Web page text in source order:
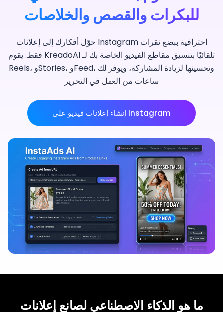
للبكرات والقصص والخلاصات
حوّل أفكارك إلى إعلانات Instagram احترافية ببضع نقرات
فقط. يقوم KreadoAI تلقائيًا بتنسيق مقاطع الفيديو الخاصة بك لـ
Reels، وStories، وFeed، وتحسينها لزيادة المشاركة، ويوفر لك
ساعات من العمل في التحرير
إنشاء إعلانات فيديو على Instagram
ما هو الذكاء الاصطناعي لصانع إعلانات